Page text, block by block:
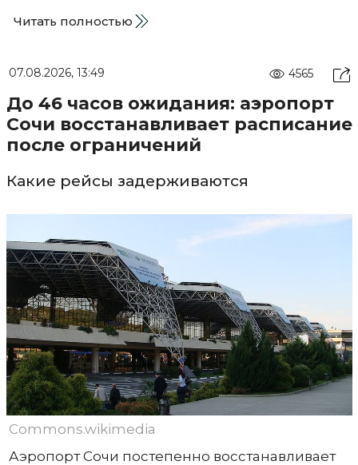
Читать полностью
07.08.2026, 13:49 4565
До 46 часов ожидания: аэропорт
Сочи восстанавливает расписание
после ограничений
Какие рейсы задерживаются
Commons.wikimedia
Аэропорт Сочи постепенно восстанавливает